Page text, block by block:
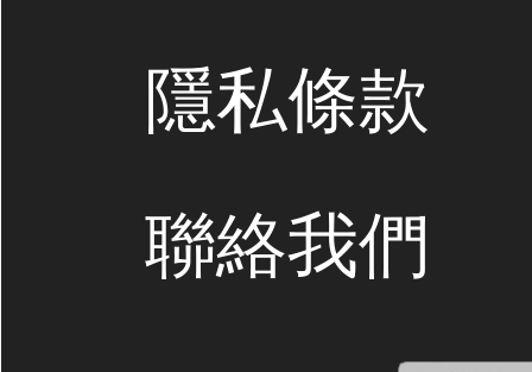
隱私條款
聯絡我們